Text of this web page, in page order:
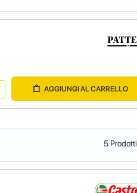
AGGIUNGI AL CARRELLO
5 Prodotti